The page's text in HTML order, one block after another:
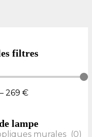
filtres
269 €
lampe
murales (0)